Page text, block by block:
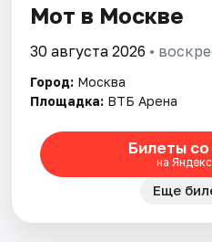
Мот в Москве
30 августа 2026 •
Город: Москва
Площадка: ВТБ Арена
Билеты
на
Еще